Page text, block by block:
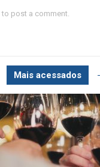
to post a comment.
Mais acessados